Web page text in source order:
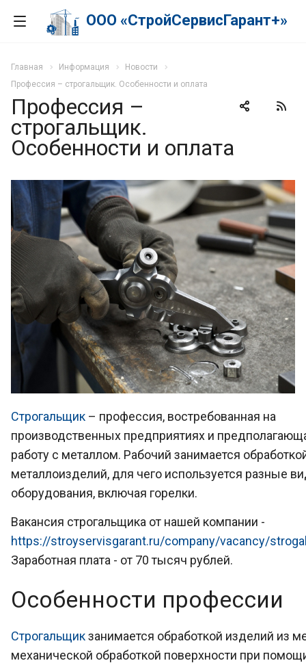
ООО «СтройСервисГарант+»
Главная Информация
Новости
Профессия – строгальщик. Особенности и оплата
Профессия –
строгальщик.
Особенности и оплата
Строгальщик – профессия, востребованная на
производственных предприятиях и
работу с металлом. Рабочий занимается
металлоизделий, для чего используется разные
оборудования, включая горелки.
Вакансия строгальщика от нашей компании -
https://stroyservisgarant.ru/company/vacancy/
Заработная плата - от 70 тысяч рублей.
Особенности профессии
Строгальщикзанимается обработкой изделий из
механической обработкой поверхности при